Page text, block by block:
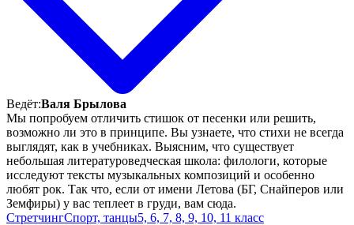
Ведёт:Валя Брылова
Мы попробуем отличить стишок от песенки или решить,
возможно ли это в принципе. Вы узнаете, что стихи не всегда
выглядят, как в учебниках. Выясним, что существует
небольшая литературоведческая школа: филологи, которые
исследуют тексты музыкальных композиций и особенно
любят рок. Так что, если от имени Летова (БГ, Снайперов или
Земфиры) у вас теплеет в груди, вам сюда.
СтретчингСпорт, танцы5, 6, 7, 8, 9, 10, 11 класс